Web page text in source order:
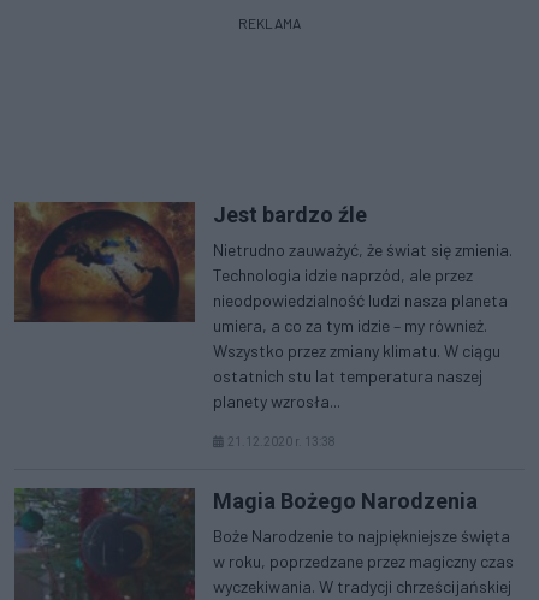
REKLAMA
Jest bardzo źle
Nietrudno zauważyć, że świat się zmienia.
Technologia idzie naprzód, ale przez
nieodpowiedzialność ludzi nasza planeta
umiera, a co za tym idzie – my również.
Wszystko przez zmiany klimatu. W ciągu
ostatnich stu lat temperatura naszej
planety wzrosła...
21.12.2020 r. 13:38
Magia Bożego Narodzenia
Boże Narodzenie to najpiękniejsze święta
w roku, poprzedzane przez magiczny czas
wyczekiwania. W tradycji chrześcijańskiej